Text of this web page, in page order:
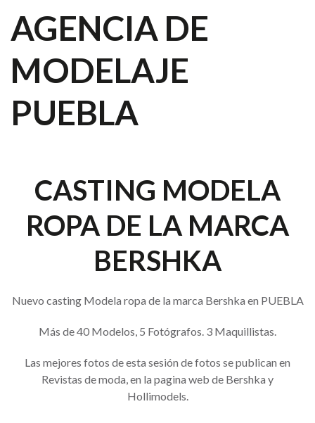
AGENCIA DE
MODELAJE
PUEBLA
CASTING MODELA
ROPA DE LA MARCA
BERSHKA
Nuevo casting Modela ropa de la marca Bershka en PUEBLA
Más de 40 Modelos, 5 Fotógrafos. 3 Maquillistas.
Las mejores fotos de esta sesión de fotos se publican en
Revistas de moda, en la pagina web de Bershka y
Hollimodels.